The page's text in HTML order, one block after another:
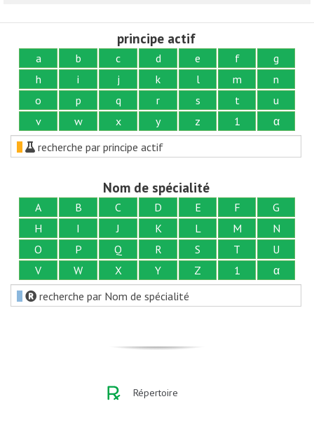
principe actif
a b c d e f
g
h
i j k l m
n
o
p q r s t
u
v
w x y z 1
α
recherche par principe actif
Nom de spécialité
A B C D E F
G
H
I J K L M
N
O
P Q R S T
U
V
W X Y Z 1
α
recherche par Nom de spécialité
Répertoire